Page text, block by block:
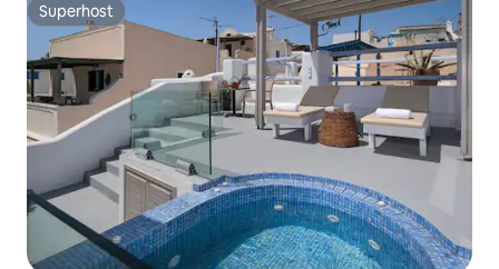
Superhost
Superhost